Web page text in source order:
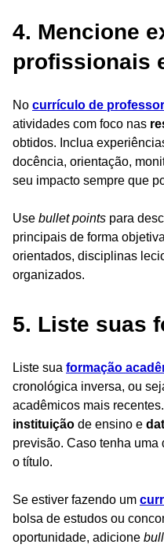
4. Mencione
profissionais
No currículo de professor
atividades com foco nas
obtidos. Inclua
docência, orientação,
seu impacto sempre que
Use bullet points para
principais de forma
orientados, disciplinas
organizados.
5. Liste suas
Liste sua formação
cronológica inversa, ou
acadêmicos mais
instituição de ensino e
previsão. Caso tenha
o título.
Se estiver fazendo um
bolsa de estudos ou
oportunidade, adicione